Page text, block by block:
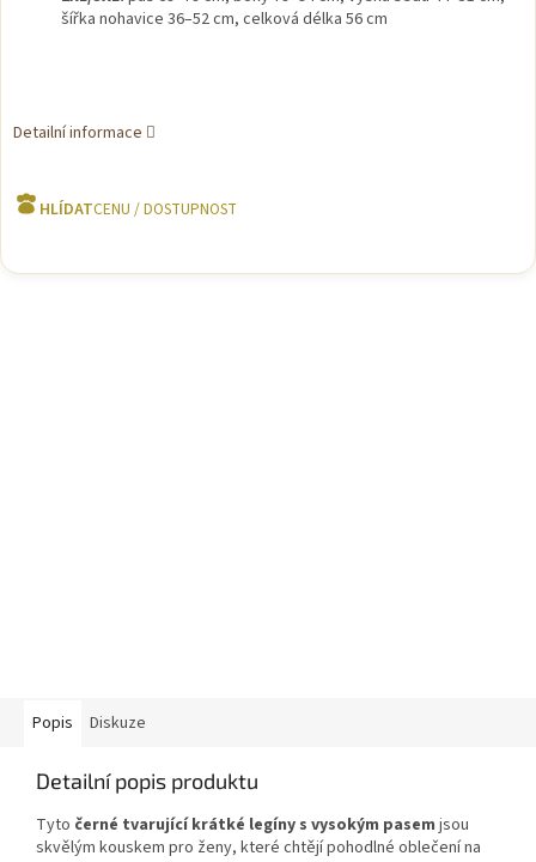
šířka nohavice 36–52 cm, celková délka 56 cm
Detailní informace
HLÍDAT
Popis Diskuze
Detailní popis produktu
Tyto černé tvarující krátké legíny s vysokým pasem jsou
skvělým kouskem pro ženy, které chtějí pohodlné oblečení na